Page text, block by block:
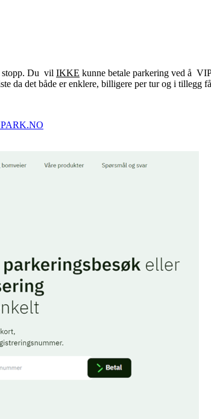
stopp. Du vil IKKE kunne betale parkering ved å
da det både er enklere, billigere per tur og i tillegg